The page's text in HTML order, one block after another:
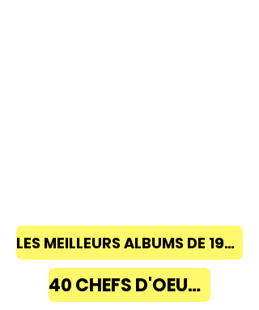
LES MEILLEURS ALBUMS DE 1968 à 2018
40 CHEFS D'OEUVRE